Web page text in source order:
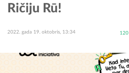
Ričiju Rū!
2022. gada 19. oktobris, 13:34 120